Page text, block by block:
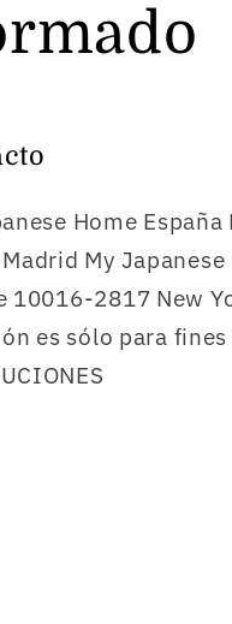
Home
My
10016-2817 New
es sólo para